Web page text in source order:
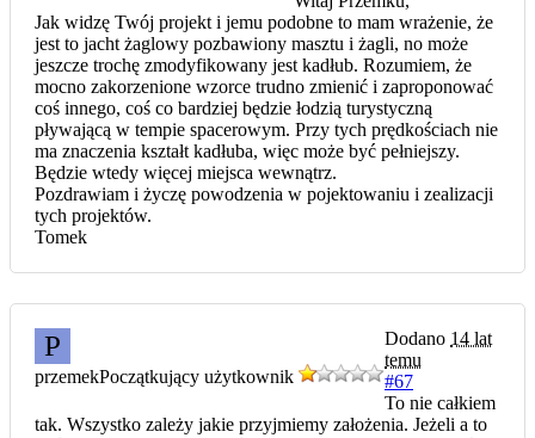
Jak widzę Twój projekt i jemu podobne to mam wrażenie, że
jest to jacht żaglowy pozbawiony masztu i żagli, no może
jeszcze trochę zmodyfikowany jest kadłub. Rozumiem, że
mocno zakorzenione wzorce trudno zmienić i zaproponować
coś innego, coś co bardziej będzie łodzią turystyczną
pływającą w tempie spacerowym. Przy tych prędkościach nie
ma znaczenia kształt kadłuba, więc może być pełniejszy.
Będzie wtedy więcej miejsca wewnątrz.
Pozdrawiam i życzę powodzenia w pojektowaniu i zealizacji
tych projektów.
Tomek
P
przemekPoczątkujący użytkownik
Dodano 14 lat
temu
#67
To nie całkiem
tak. Wszystko zależy jakie przyjmiemy założenia. Jeżeli a to